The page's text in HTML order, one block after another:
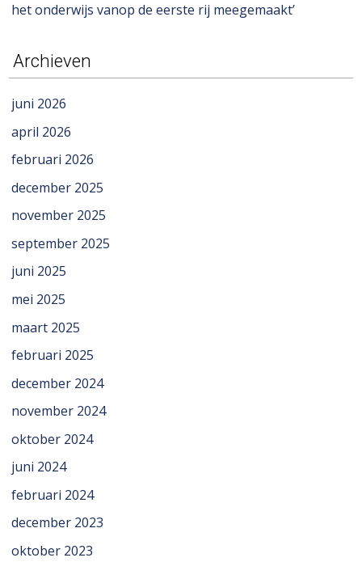
het onderwijs vanop de eerste rij meegemaakt’
Archieven
juni 2026
april 2026
februari 2026
december 2025
november 2025
september 2025
juni 2025
mei 2025
maart 2025
februari 2025
december 2024
november 2024
oktober 2024
juni 2024
februari 2024
december 2023
oktober 2023